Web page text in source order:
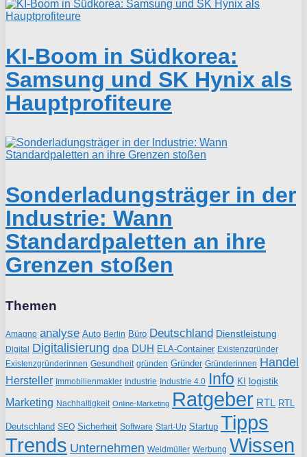
KI-Boom in Südkorea:
Samsung und SK Hynix als
Hauptprofiteure
Sonderladungsträger in der
Industrie: Wann
Standardpaletten an ihre
Grenzen stoßen
Themen
Amagno analyse Auto Berlin Büro Deutschland Dienstleistung
Digital Digitalisierung dpa DUH ELA-Container Existenzgründer
Existenzgründerinnen Gesundheit gründen Gründer Gründerinnen Handel
Hersteller Immobilienmakler Industrie Industrie 4.0 Info KI logistik
Marketing Nachhaltigkeit Online-Marketing Ratgeber RTL RTL
Deutschland SEO Sicherheit Software Start-Up Startup Tipps
Trends Unternehmen Weidmüller Werbung Wissen